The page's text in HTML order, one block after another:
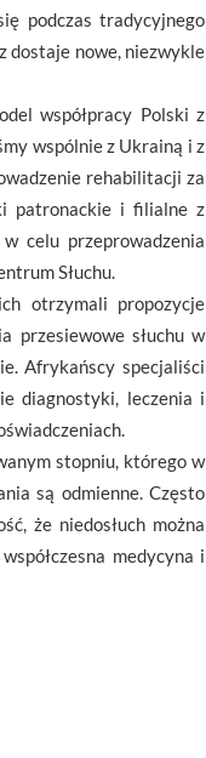
podczas tradycyjnego
dostaje nowe, niezwykle
współpracy Polski z
wspólnie z Ukrainą i z
rehabilitacji za
patronackie i filialne z
celu przeprowadzenia
Słuchu.
otrzymali propozycje
przesiewowe słuchu w
Afrykańscy specjaliści
diagnostyki, leczenia i
stopniu, którego w
są odmienne. Często
że niedosłuch można
medycyna i